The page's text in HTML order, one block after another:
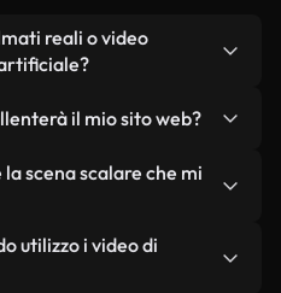
reali o video
relativi a
dall'intelligenza
etichettato,
il mio sito web?
ottimizzate.
pronti per il web,
riducono al minimo i
parametri
scena scalare che mi
utilizzando Coverr AI
la scena, ad esempio
utilizzo i video di